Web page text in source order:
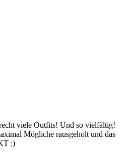
viele Outfits! Und so vielfältig!
Mögliche rausgeholt und das
:)